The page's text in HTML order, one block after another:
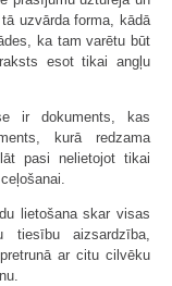
uzvārda forma, kādā
ka tam varētu būt
esot tikai angļu
ir dokuments, kas
kurā redzama
pasi nelietojot tikai
lietošana skar visas
tiesību aizsardzība,
ar citu cilvēku